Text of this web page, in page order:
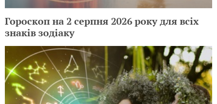
Гороскоп на 2 серпня 2026 року для всіх
знаків зодіаку